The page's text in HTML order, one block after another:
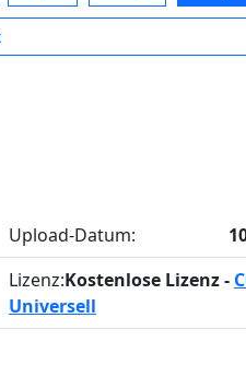
Upload-Datum:
Lizenz:Kostenlose Lizenz -
Universell